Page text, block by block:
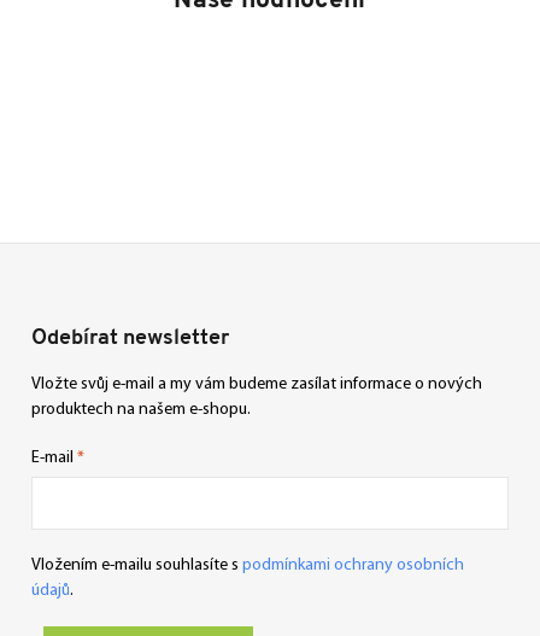
Odebírat newsletter
Vložte svůj e-mail a my vám budeme zasílat informace o nových
produktech na našem e-shopu.
E-mail
Vložením e-mailu souhlasíte s podmínkami ochrany osobních
údajů.